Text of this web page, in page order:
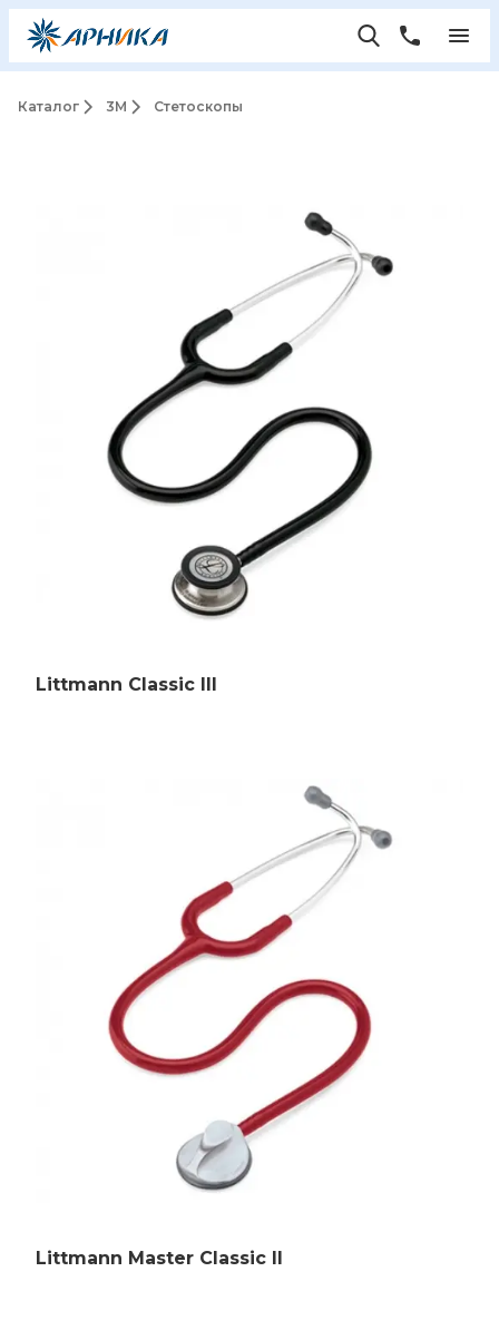
Главная
Каталог
Сотрудничество
Как купить
Контакты
Каталог 3M Стетоскопы
Littmann Classic III
Littmann Master Classic II